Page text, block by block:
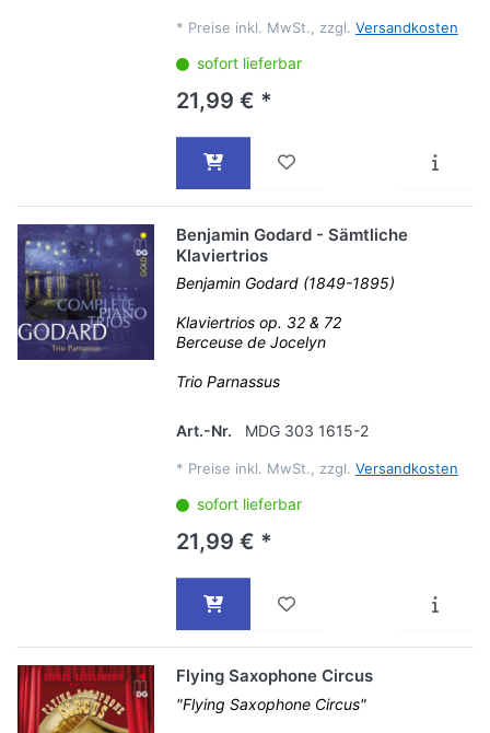
* Preise inkl. MwSt., zzgl. Versandkosten
sofort lieferbar
21,99 € *
Benjamin Godard - Sämtliche
Klaviertrios
Benjamin Godard (1849-1895)
Klaviertrios op. 32 & 72
Berceuse de Jocelyn
Trio Parnassus
Art.-Nr. MDG 303 1615-2
* Preise inkl. MwSt., zzgl. Versandkosten
sofort lieferbar
21,99 € *
Flying Saxophone Circus
"Flying Saxophone Circus"